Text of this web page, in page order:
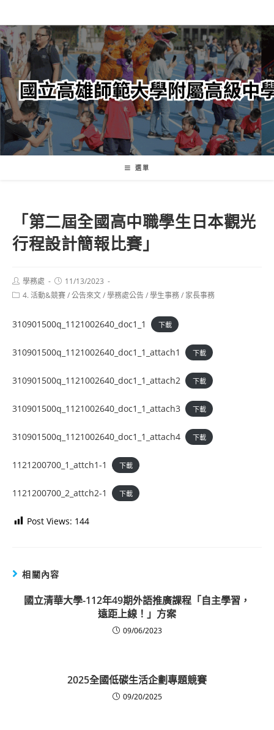
轉
至
主
內
容
選單
「第二屆全國高中職學生日本觀光
行程設計簡報比賽」
Post
author:
學務處
Post
published:
11/13/2023
Post4. 活動&競賽/公告來文/學務處公告/學生事務/ 家長事務
310901500q_1121002640_doc1_1 下載
310901500q_1121002640_doc1_1_attach1 下載
310901500q_1121002640_doc1_1_attach2 下載
310901500q_1121002640_doc1_1_attach3 下載
310901500q_1121002640_doc1_1_attach4 下載
1121200700_1_attch1-1 下載
1121200700_2_attch2-1 下載
Post Views: 144
相關內容
國立清華大學-112年49期外語推廣課程「自主學習，
遠距上線！」方案
09/06/2023
2025全國低碳生活企劃專題競賽
09/20/2025